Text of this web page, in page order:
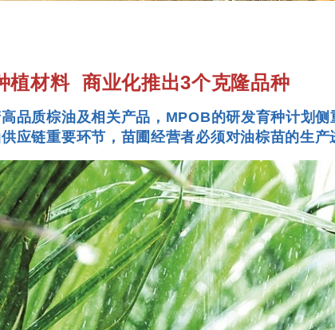
植材料 商业化推出3个克隆品种
品质棕油及相关产品，MPOB的研发育种计划
应链重要环节，苗圃经营者必须对油棕苗的生